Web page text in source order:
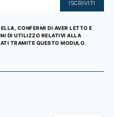
ISCRIVITI
CONFERMI DI AVER LETTO E
DI UTILIZZO RELATIVI ALLA
TRAMITE QUESTO MODULO.